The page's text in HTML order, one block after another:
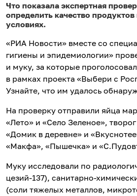
Что показала экспертная
определить качество
условиях.
«РИА Новости» вместе со
гигиены и эпидемиологии»
и муку, за которые
в рамках проекта «Выбери с
Узнайте, что им удалось
На проверку отправили яйца
«Лето» и «Село Зеленое»,
«Домик в деревне» и
«Макфа», «Пышечка» и
Муку исследовали по
цезий-137), санитарно-
(соли тяжелых металлов,